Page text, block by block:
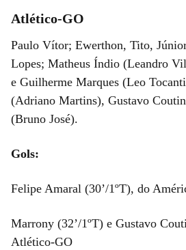
Atlético-GO
Paulo Vítor; Ewerthon, Tito,
Lopes; Matheus Índio (Leandro
e Guilherme Marques (Leo
(Adriano Martins), Gustavo
(Bruno José).
Gols:
Felipe Amaral (30’/1ºT), do
Marrony (32’/1ºT) e Gustavo
Atlético-GO